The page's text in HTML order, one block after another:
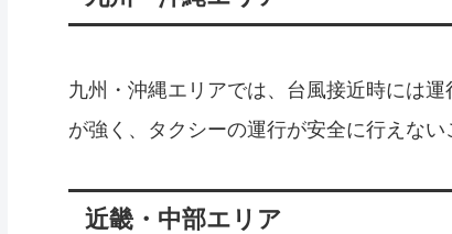
九州・沖縄エリアでは、台風接近時には
が強く、タクシーの運行が安全に行えない
近畿・中部エリア